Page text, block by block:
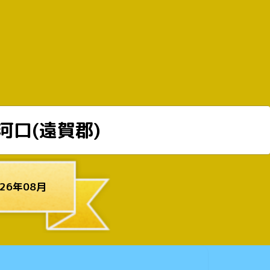
口(遠賀郡)
年08月